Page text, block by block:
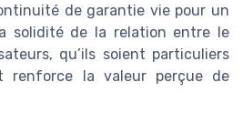
de garantie vie pour un
solidité de la relation entre le
qu’ils soient particuliers
renforce la valeur perçue de